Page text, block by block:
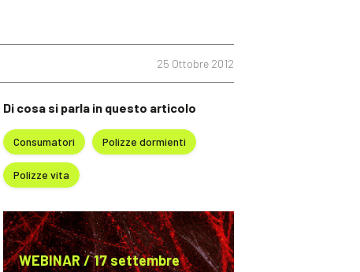
25 Ottobre 2012
Di cosa si parla in questo articolo
Consumatori Polizze dormienti
Polizze vita
WEBINAR / 17 settembre